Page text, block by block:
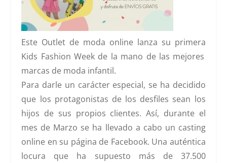
Este Outlet de moda online lanza su primera
Kids Fashion Week de la mano de las mejores
marcas de moda infantil.
Para darle un carácter especial, se ha decidido
que los protagonistas de los desfiles sean los
hijos de sus propios clientes. Así, durante el
mes de Marzo se ha llevado a cabo un casting
online en su página de Facebook. Una auténtica
locura que ha supuesto más de 37.500